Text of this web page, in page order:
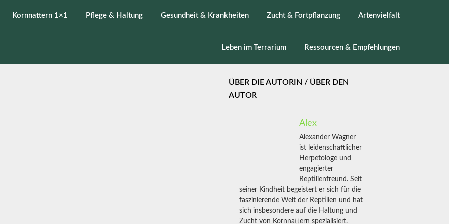
Kornnattern 1×1 Pflege & Haltung Gesundheit & Krankheiten Zucht & Fortpflanzung Artenvielfalt
Leben im Terrarium Ressourcen & Empfehlungen
ÜBER DIE AUTORIN / ÜBER DEN
AUTOR
Alex
Alexander Wagner
ist leidenschaftlicher
Herpetologe und
engagierter
Reptilienfreund. Seit
seiner Kindheit begeistert er sich für die
faszinierende Welt der Reptilien und hat
sich insbesondere auf die Haltung und
Zucht von Kornnattern spezialisiert.